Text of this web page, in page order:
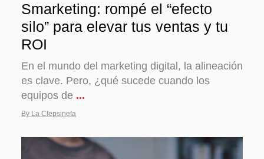
Smarketing: rompé el “efecto
silo” para elevar tus ventas y tu
ROI
En el mundo del marketing digital, la alineación
es clave. Pero, ¿qué sucede cuando los
equipos de ...
By La Clepsineta